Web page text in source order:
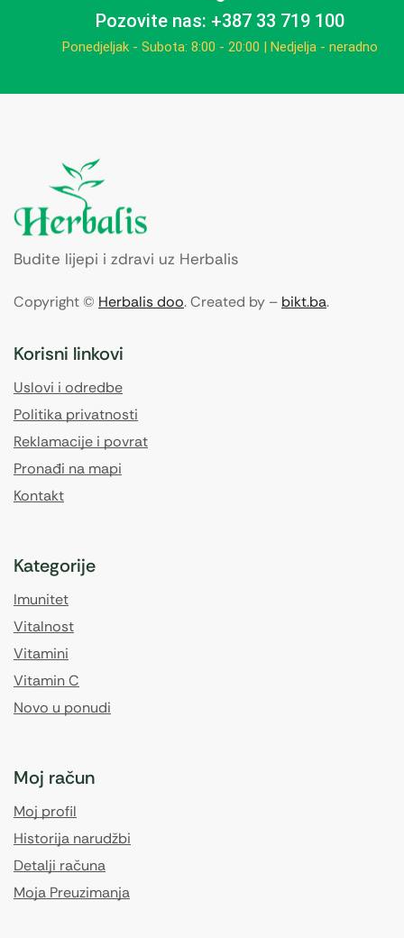
Pozovite nas: +387 33 719 100
Ponedjeljak - Subota: 8:00 - 20:00 | Nedjelja - neradno
Budite lijepi i zdravi uz Herbalis
Copyright © Herbalis doo. Created by – bikt.ba.
Korisni linkovi
Uslovi i odredbe
Politika privatnosti
Reklamacije i povrat
Pronađi na mapi
Kontakt
Kategorije
Imunitet
Vitalnost
Vitamini
Vitamin C
Novo u ponudi
Moj račun
Moj profil
Historija narudžbi
Detalji računa
Moja Preuzimanja